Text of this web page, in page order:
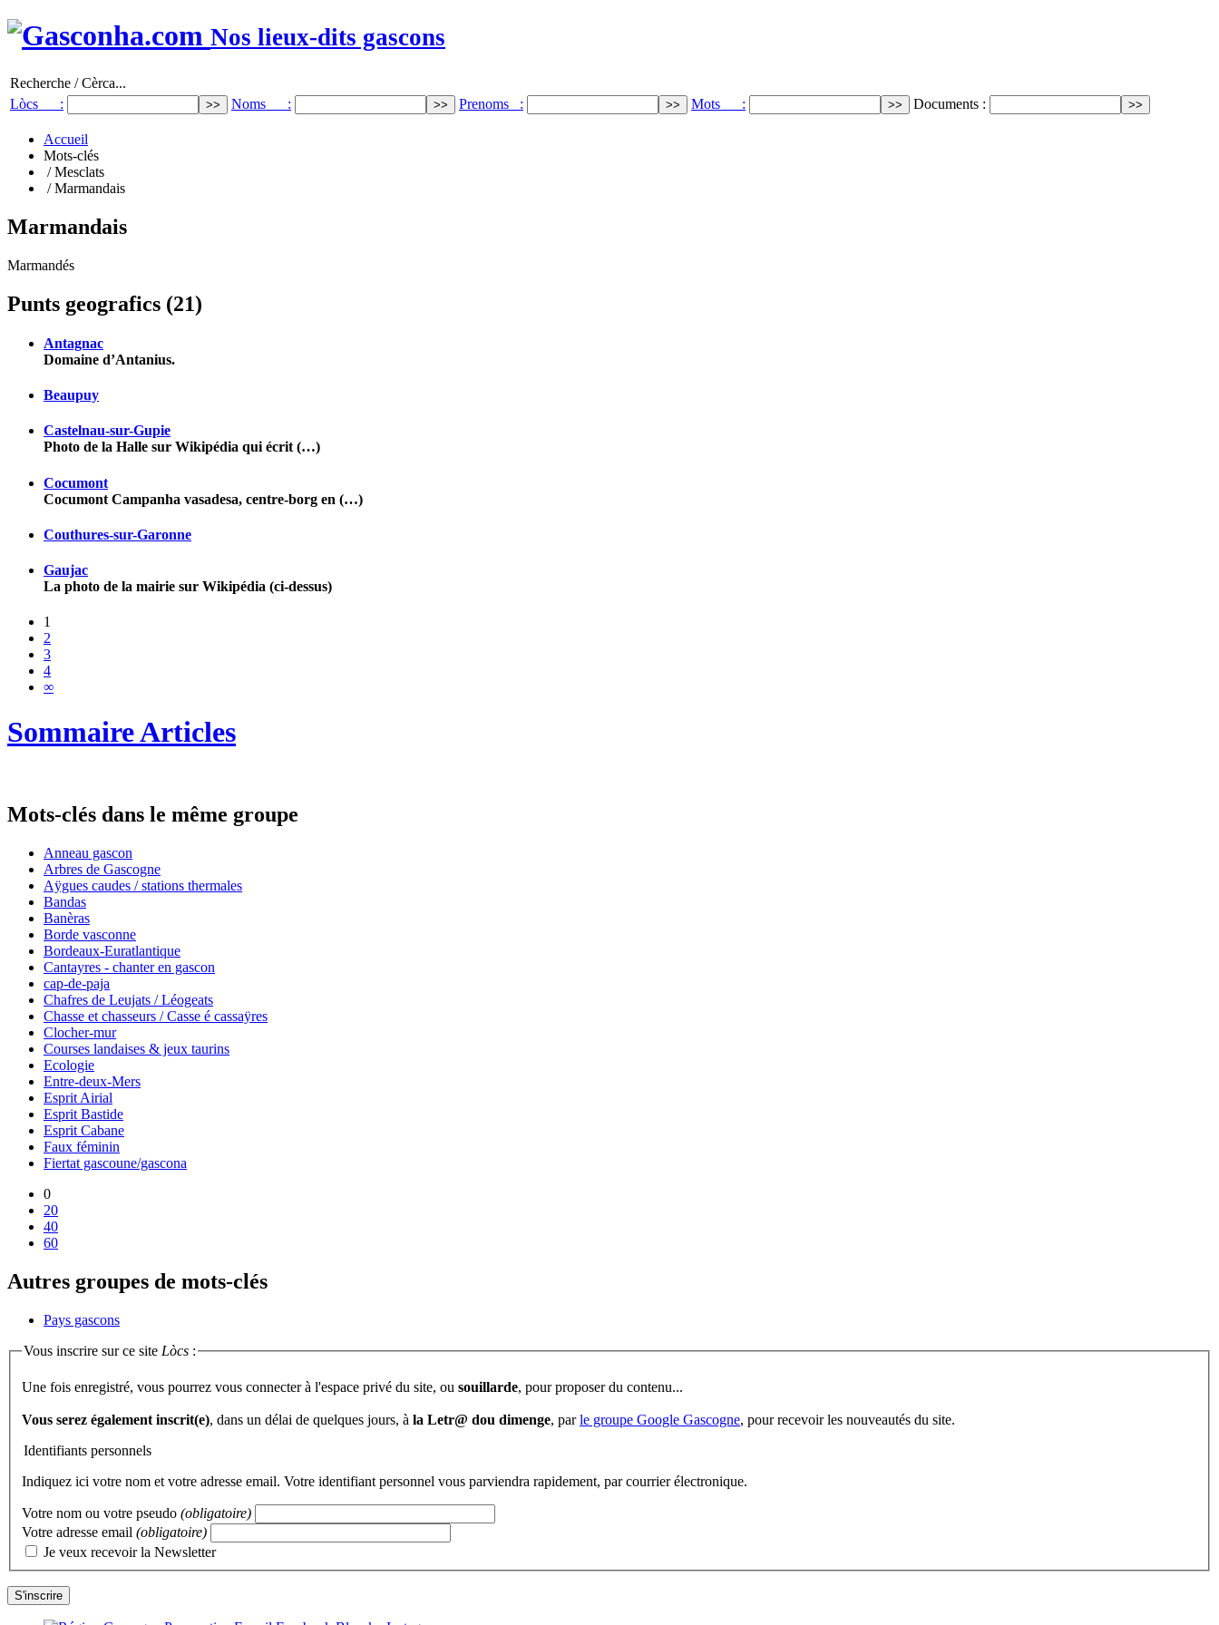
Nos lieux-dits gascons
Recherche / Cèrca...
Lòcs :
Noms : Prenoms : Mots : Documents :
Accueil
Mots-clés
/ Mesclats
/ Marmandais
Marmandais
Marmandés
Punts geografics (21)
Antagnac
Domaine d’Antanius.
Beaupuy
Castelnau-sur-Gupie
Photo de la Halle sur Wikipédia qui écrit (…)
Cocumont
Cocumont Campanha vasadesa, centre-borg en (…)
Couthures-sur-Garonne
Gaujac
La photo de la mairie sur Wikipédia (ci-dessus)
1
2
3
4
∞
Sommaire Articles
Mots-clés dans le même groupe
Anneau gascon
Arbres de Gascogne
Aÿgues caudes / stations thermales
Bandas
Banèras
Borde vasconne
Bordeaux-Euratlantique
Cantayres - chanter en gascon
cap-de-paja
Chafres de Leujats / Léogeats
Chasse et chasseurs / Casse é cassaÿres
Clocher-mur
Courses landaises & jeux taurins
Ecologie
Entre-deux-Mers
Esprit Airial
Esprit Bastide
Esprit Cabane
Faux féminin
Fiertat gascoune/gascona
0
20
40
60
Autres groupes de mots-clés
Pays gascons
Vous inscrire sur ce site Lòcs :
Une fois enregistré, vous pourrez vous connecter à l'espace privé du site, ou souillarde , pour proposer du contenu...
Vous serez également inscrit(e), dans un délai de quelques jours, à la Letr@ dou dimenge, parle groupe Google Gascogne, pour recevoir les nouveautés du site.
Identifiants personnels
Indiquez ici votre nom et votre adresse email. Votre identifiant personnel vous parviendra rapidement, par courrier électronique.
Votre nom ou votre pseudo (obligatoire)
Votre adresse email (obligatoire)
Je veux recevoir la Newsletter